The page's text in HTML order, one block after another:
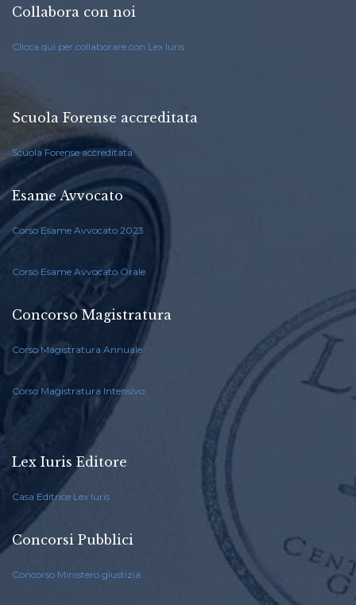
Collabora con noi
Clicca qui per collaborare con Lex Iuris
Scuola Forense accreditata
Scuola Forense accreditata
Esame Avvocato
Corso Esame Avvocato 2023
Corso Esame Avvocato Orale
Concorso Magistratura
Corso Magistratura Annuale
Corso Magistratura Intensivo
Lex Iuris Editore
Casa Editrice Lex Iuris
Concorsi Pubblici
Concorso Ministero giustizia